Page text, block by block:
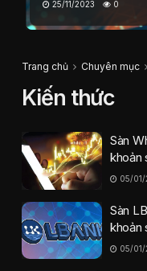
25/11/2023 0
Trang chủ Chuyên mục
Kiến thức
Sàn
khoản
05/01/
Sàn
khoản
05/01/